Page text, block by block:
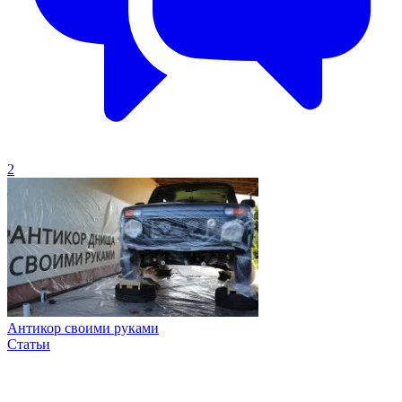
2
Антикор своими руками
Статьи